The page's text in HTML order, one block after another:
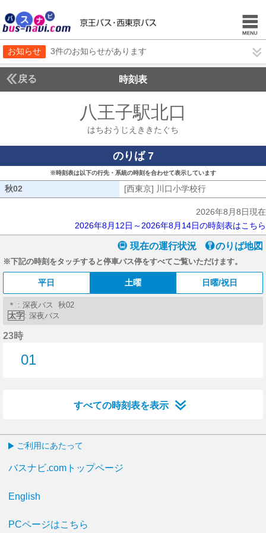
お知らせ 3件のお知らせがあります
戻る 時刻表
八王子駅北口
はちおうじえききたぐち
のりば 7
※時刻表は以下の行先・系統の時刻を合わせて表示しています
秋02 [西東京] 川口小学校行
2026年8月8日現在
2026年8月12日～2026年8月14日の時刻表はこちら
現在の運行状況 のりば地図
※下記の時刻をタッチすると停車バス停をすべてご覧いただけます。
平日 土曜 日曜/祝日
＊ : 深夜バス 秋02
太字: 深夜バス
23時
01
すべての時刻表を表示
ご利用にあたって
バスナビ.comトップページ
English
PCページはこちら